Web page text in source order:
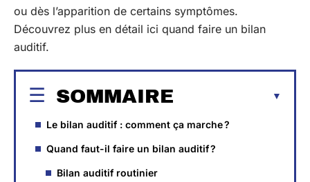
ou dès l’apparition de certains symptômes.
Découvrez plus en détail ici quand faire un bilan
auditif.
SOMMAIRE
Le bilan auditif : comment ça marche ?
Quand faut-il faire un bilan auditif ?
Bilan auditif routinier